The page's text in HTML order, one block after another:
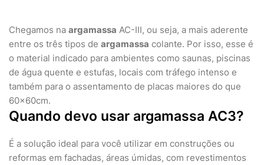
Chegamos na argamassa AC-III, ou seja, a mais aderente
entre os três tipos de argamassa colante. Por isso, esse é
o material indicado para ambientes como saunas, piscinas
de água quente e estufas, locais com tráfego intenso e
também para o assentamento de placas maiores do que
60x60cm.
Quando devo usar argamassa AC3?
É a solução ideal para você utilizar em construções ou
reformas em fachadas, áreas úmidas, com revestimentos